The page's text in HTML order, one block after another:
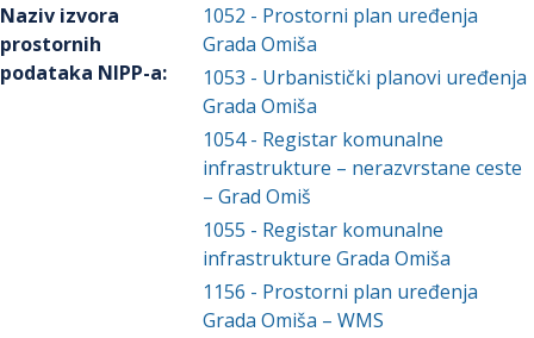
Naziv izvora
prostornih
podataka NIPP-a:
1052 - Prostorni plan uređenja
Grada Omiša
1053 - Urbanistički planovi uređenja
Grada Omiša
1054- Registar komunalne
infrastrukture – nerazvrstane ceste
– Grad Omiš
1055 - Registar komunalne
infrastrukture Grada Omiša
1156 - Prostorni plan uređenja
Grada Omiša – WMS